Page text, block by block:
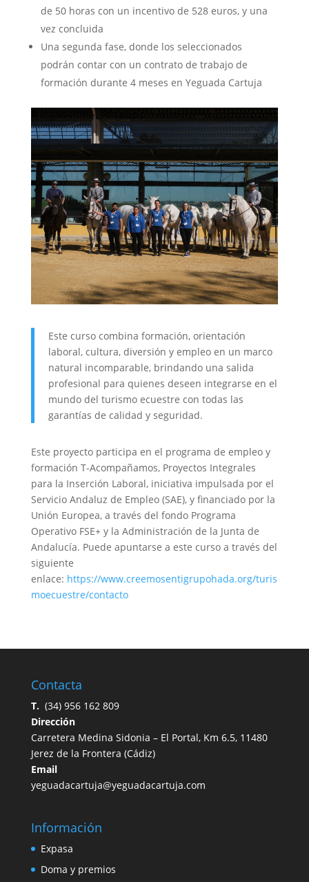
de 50 horas con un incentivo de 528 euros, y una
vez concluida
Una segunda fase, donde los seleccionados
podrán contar con un contrato de trabajo de
formación durante 4 meses en Yeguada Cartuja
Este curso combina formación, orientación
laboral, cultura, diversión y empleo en un marco
natural incomparable, brindando una salida
profesional para quienes deseen integrarse en el
mundo del turismo ecuestre con todas las
garantías de calidad y seguridad.
Este proyecto participa en el programa de empleo y
formación T-Acompañamos, Proyectos Integrales
para la Inserción Laboral, iniciativa impulsada por el
Servicio Andaluz de Empleo (SAE), y financiado por la
Unión Europea, a través del fondo Programa
Operativo FSE+ y la Administración de la Junta de
Andalucía. Puede apuntarse a este curso a través del
siguiente
enlace: https://www.creemosentigrupohada.org/turis
moecuestre/contacto
Contacta
T.(34) 956 162 809
Dirección
Carretera Medina Sidonia – El Portal, Km 6.5, 11480
Jerez de la Frontera (Cádiz)
Email
yeguadacartuja@yeguadacartuja.com
Información
Expasa
Doma y premios